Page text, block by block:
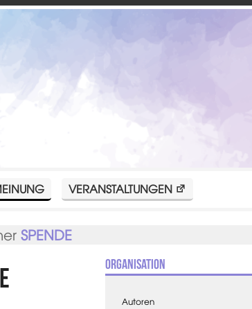
VERANSTALTUNGEN
SPENDE
Organisation
Autoren